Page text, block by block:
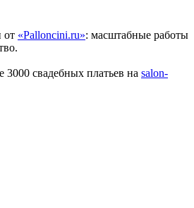
от «Palloncini.ru»: масштабные работы
3000 свадебных платьев на salon-